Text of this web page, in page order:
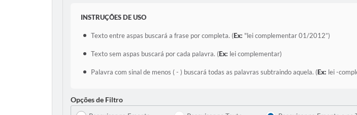
INSTRUÇÕES DE USO
Texto entre aspas buscará a frase por completa. (Ex: "lei complementar 01/2012”)
Texto sem aspas buscará por cada palavra. (Ex: lei complementar)
Palavra com sinal de menos ( - ) buscará todas as palavras subtraindo aquela. (Ex: lei -
Opções de Filtro